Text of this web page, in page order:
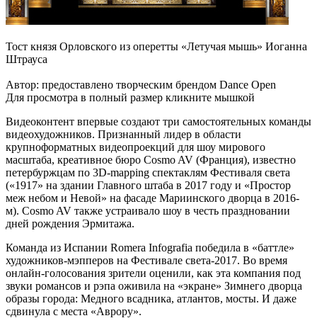
Тост князя Орловского из оперетты «Летучая мышь» Иоганна
Штрауса
Автор: предоставлено творческим брендом Dance Open
Для просмотра в полный размер кликните мышкой
Видеоконтент впервые создают три самостоятельных команды
видеохудожников. Признанный лидер в области
крупноформатных видеопроекций для шоу мирового
масштаба, креативное бюро Cosmo AV (Франция), известно
петербуржцам по 3D-mapping спектаклям Фестиваля света
(«1917» на здании Главного штаба в 2017 году и «Простор
меж небом и Невой» на фасаде Мариинского дворца в 2016-
м). Cosmo AV также устраивало шоу в честь праздновании
дней рождения Эрмитажа.
Команда из Испании Romera Infografia победила в «баттле»
художников-мэпперов на Фестивале света-2017. Во время
онлайн-голосования зрители оценили, как эта компания под
звуки романсов и рэпа оживила на «экране» Зимнего дворца
образы города: Медного всадника, атлантов, мосты. И даже
сдвинула с места «Аврору».